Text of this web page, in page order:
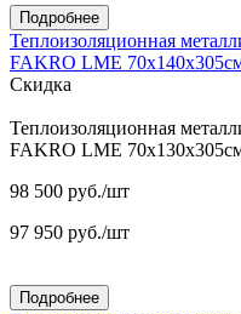
Подробнее
Теплоизоляционная
FAKRO LME
Скидка
Теплоизоляционная
FAKRO LME
98 500 руб./шт
97 950 руб./шт
Подробнее